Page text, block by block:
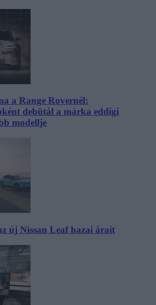
a Range Rovernél:
debütál a márka eddigi
modellje
új Nissan Leaf hazai árait